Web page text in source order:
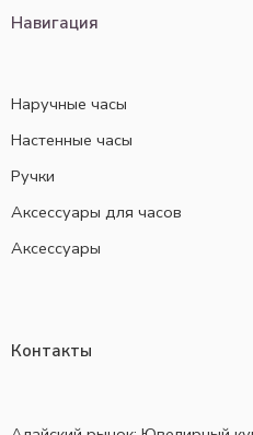
Навигация
Наручные часы
Настенные часы
Ручки
Аксессуары для часов
Аксессуары
Контакты